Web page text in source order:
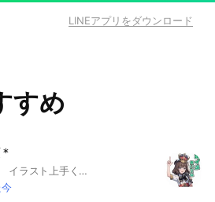
LINEアプリをダウンロード
すめ
【無償イラスト依頼場】 イラスト上手くなりたい… 褒めてもらいたい…見てほしい… 依頼したい…されたい… 雑談もしたい… そこの貴方🫵🏻🫵🏻✨️ ここに入れば全て叶います🍀*゜ 本ルームの方では雑談禁止となっていますので通知が多いものは苦手な方にオススメのオープンチャットとなっております。 管理体制しっかりしています✋ 無断転載見逃しません❌ 安心してこのオープンチャットをご利用下さい🙇‍♀️ アイコンは著作権侵害しないものでお願いします🙇‍♀️ またお名前についても特殊文字以外のものをつかうことを推奨いたします🙇‍♀️ 入室後大事なノートの閲覧をお願いします。挨拶は不要です。 #イラスト#無償依頼#イベント#絵#依頼#添削#雑談#合作#描きあい